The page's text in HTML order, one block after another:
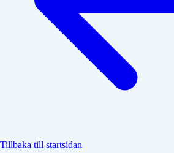
Tillbaka till startsidan